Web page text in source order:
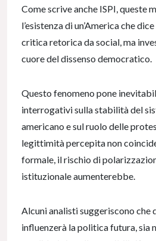
Come scrive anche ISPI, queste
l’esistenza di un’America che
critica retorica da social, ma
cuore del dissenso democratico.
Questo fenomeno pone
interrogativi sulla stabilità del
americano e sul ruolo delle
legittimità percepita non
formale, il rischio di
istituzionale aumenterebbe.
Alcuni analisti suggeriscono che
influenzerà la politica futura, sia